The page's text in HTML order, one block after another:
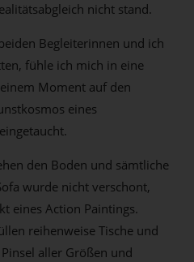
nicht stand.
Begleiterinnen und ich
fühle ich mich in eine
Moment auf den
eines
den Boden und sämtliche
wurde nicht verschont,
eines Action Paintings.
reihenweise Tische und
aller Größen und